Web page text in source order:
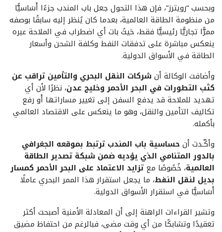
وبحسب “رويترز”، فإن هذا التحول جعل باب المندب جزءًا أَسَاسيًّا
من منظومة الطاقة العالمية، بعدما كان يُنظر إليه سابقًا بوصفه
ممرًّا تجاريًّا رئيسيًّا فقط، حَيثُ بات أي اضطراب في الملاحة عبره
ينعكس مباشرة على تدفقات النفط وكلفة الشحن وأسعار
الطاقة في الأسواق الدولية.
وأضافت الوكالة أن شركات النقل البحري والتأمين تراقب عن
كثب التطورات في البحر الأحمر وخليج عدن، نظرًا لأن أي
تهديد للملاحة قد يدفع السفن إلى تغيير مساراتها أَو رفع
تكاليف التأمين والنقل، وهو ما ينعكس على الاقتصاد العالمي
بأكمله.
وأكّـدت أن حساسية باب المندب ترتبط بموقعه الجغرافي
بالدور المتنامي الذي يؤديه ضمن شبكة تصدير الطاقة
العالمية، خُصُوصًا مع تزايد الاعتماد على البحر الأحمر كمسار
بديل لنقل النفط، ما يجعل استقرار هذا الممر البحري عاملًا
أَسَاسيًّا في استقرار الأسواق الدولية.
وتشير القراءات الراهنة إلى أن المعادلة الأمنية أصبحت أكثر
تعقيدًا وتشابكًا من أي وقت مضى، فبالرغم من احتفاظ مضيق